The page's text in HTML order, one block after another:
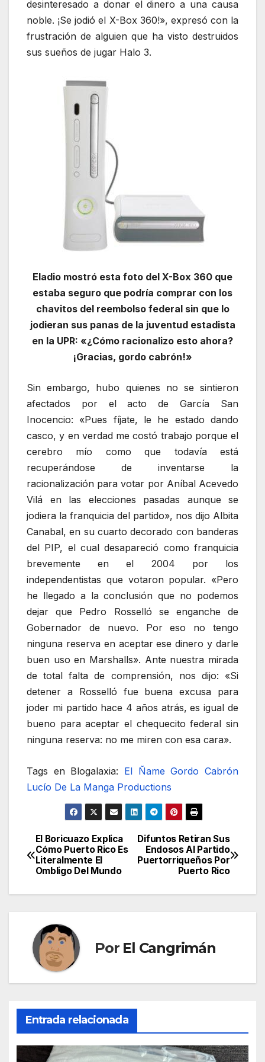
desinteresado a donar el dinero a una causa
noble. ¡Se jodió el X-Box 360!», expresó con la
frustración de alguien que ha visto destruidos
sus sueños de jugar Halo 3.
Eladio mostró esta foto del X-Box 360 que
estaba seguro que podría comprar con los
chavitos del reembolso federal sin que lo
jodieran sus panas de la juventud estadista
en la UPR: «¿Cómo racionalizo esto ahora?
¡Gracias, gordo cabrón!»
Sin embargo, hubo quienes no se sintieron
afectados por el acto de García San
Inocencio: «Pues fíjate, le he estado dando
casco, y en verdad me costó trabajo porque el
cerebro mío como que todavía está
recuperándose de inventarse la
racionalización para votar por Aníbal Acevedo
Vilá en las elecciones pasadas aunque se
jodiera la franquicia del partido», nos dijo Albita
Canabal, en su cuarto decorado con banderas
del PIP, el cual desapareció como franquicia
brevemente en el 2004 por los
independentistas que votaron popular. «Pero
he llegado a la conclusión que no podemos
dejar que Pedro Rosselló se enganche de
Gobernador de nuevo. Por eso no tengo
ninguna reserva en aceptar ese dinero y darle
buen uso en Marshalls». Ante nuestra mirada
de total falta de comprensión, nos dijo: «Si
detener a Rosselló fue buena excusa para
joder mi partido hace 4 años atrás, es igual de
bueno para aceptar el chequecito federal sin
ninguna reserva: no me miren con esa cara».
Tags en Blogalaxia: El Ñame Gordo Cabrón
Lucío De La Manga Productions
Navegación
de
entradas
Difuntos Retiran Sus
Endosos Al Partido
Puertorriqueños Por
Puerto Rico
El Boricuazo Explica
Cómo Puerto Rico Es
Literalmente El
Ombligo Del Mundo
Por El Cangrimán
Entrada relacionada